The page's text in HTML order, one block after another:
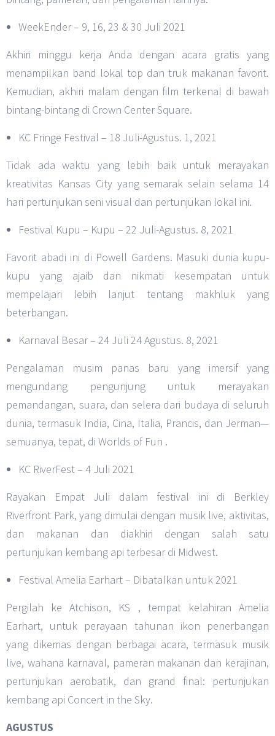
WeekEnder – 9, 16, 23 & 30 Juli 2021
Akhiri minggu kerja Anda dengan acara gratis yang
menampilkan band lokal top dan truk makanan favorit.
Kemudian, akhiri malam dengan film terkenal di bawah
bintang-bintang di Crown Center Square.
KC Fringe Festival – 18 Juli-Agustus. 1, 2021
Tidak ada waktu yang lebih baik untuk merayakan
kreativitas Kansas City yang semarak selain selama 14
hari pertunjukan seni visual dan pertunjukan lokal ini.
Festival Kupu – Kupu – 22 Juli-Agustus. 8, 2021
Favorit abadi ini di Powell Gardens. Masuki dunia kupu-
kupu yang ajaib dan nikmati kesempatan untuk
mempelajari lebih lanjut tentang makhluk yang
beterbangan.
Karnaval Besar – 24 Juli 24 Agustus. 8, 2021
Pengalaman musim panas baru yang imersif yang
mengundang pengunjung untuk merayakan
pemandangan, suara, dan selera dari budaya di seluruh
dunia, termasuk India, Cina, Italia, Prancis, dan Jerman—
semuanya, tepat, di Worlds of Fun .
KC RiverFest – 4 Juli 2021
Rayakan Empat Juli dalam festival ini di Berkley
Riverfront Park, yang dimulai dengan musik live, aktivitas,
dan makanan dan diakhiri dengan salah satu
pertunjukan kembang api terbesar di Midwest.
Festival Amelia Earhart – Dibatalkan untuk 2021
Pergilah ke Atchison, KS , tempat kelahiran Amelia
Earhart, untuk perayaan tahunan ikon penerbangan
yang dikemas dengan berbagai acara, termasuk musik
live, wahana karnaval, pameran makanan dan kerajinan,
pertunjukan aerobatik, dan grand final: pertunjukan
kembang api Concert in the Sky.
AGUSTUS